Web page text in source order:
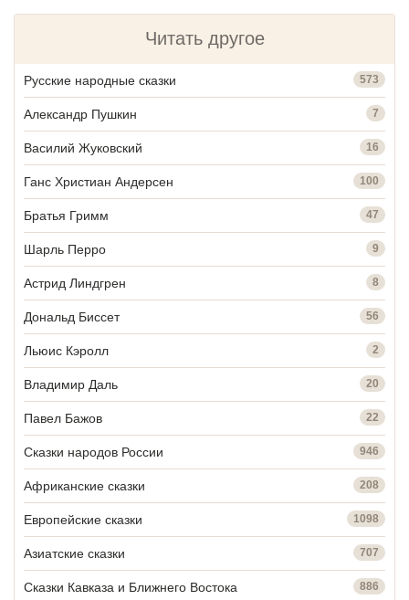
Читать другое
Русские народные сказки 573
Александр Пушкин 7
Василий Жуковский 16
Ганс Христиан Андерсен 100
Братья Гримм 47
Шарль Перро 9
Астрид Линдгрен 8
Дональд Биссет 56
Льюис Кэролл 2
Владимир Даль 20
Павел Бажов 22
Сказки народов России 946
Африканские сказки 208
Европейские сказки 1098
Азиатские сказки 707
Сказки Кавказа и Ближнего Востока 886